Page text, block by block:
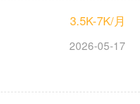
3.5K-7K/月
2026-05-17